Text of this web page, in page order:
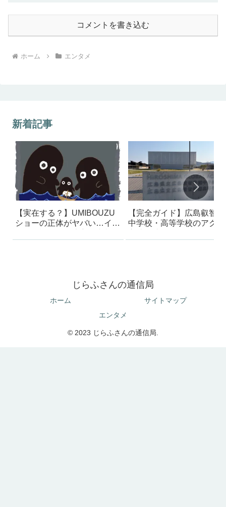
コメントを書き込む
ホーム エンタメ
新着記事
【実在する？】UMIBOUZU
ショーの正体がヤバい…イン
【完全ガイド】広島叡智
中学校・高等学校のアク
じらふさんの通信局
ホーム
サイトマップ
エンタメ
© 2023 じらふさんの通信局.